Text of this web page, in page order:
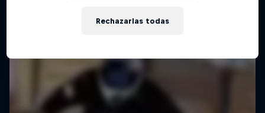
Rechazarlas todas